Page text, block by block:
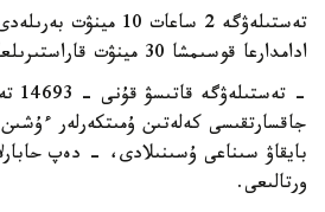
تەستىلەۋگە 2 ساعات 10
ادامدارعا قوسىمشا 30 مينۋت قاراستىرىلعان.
-
بايقاۋ سىناعى ۇسىنىلادى، - دەپ
ورتالىعى.